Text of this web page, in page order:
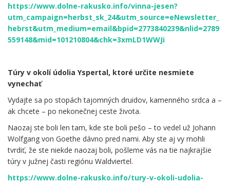
https://www.dolne-rakusko.info/vinna-jesen?
utm_campaign=herbst_sk_24&utm_source=eNewsletter_
hebrst&utm_medium=email&bpid=2773840239&nlid=2789
559148&mid=101210804&chk=3xmLD1WWJi
Túry v okolí údolia Yspertal, ktoré určite nesmiete
vynechať
Vydajte sa po stopách tajomných druidov, kamenného srdca a –
ak chcete – po nekonečnej ceste života.
Naozaj ste boli len tam, kde ste boli pešo – to vedel už Johann
Wolfgang von Goethe dávno pred nami. Aby ste aj vy mohli
tvrdiť, že ste niekde naozaj boli, pošleme vás na tie najkrajšie
túry v južnej časti regiónu Waldviertel.
https://www.dolne-rakusko.info/tury-v-okoli-udolia-